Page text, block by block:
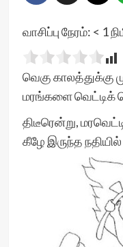
வாசிப்பு நேரம்: < 1
வெகு காலத்துக்கு
மரங்களை வெட்டிக்
திடீரென்று,
கீழே இருந்த நதியில்